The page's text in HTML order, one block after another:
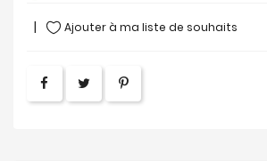
Ajouter à ma liste de souhaits